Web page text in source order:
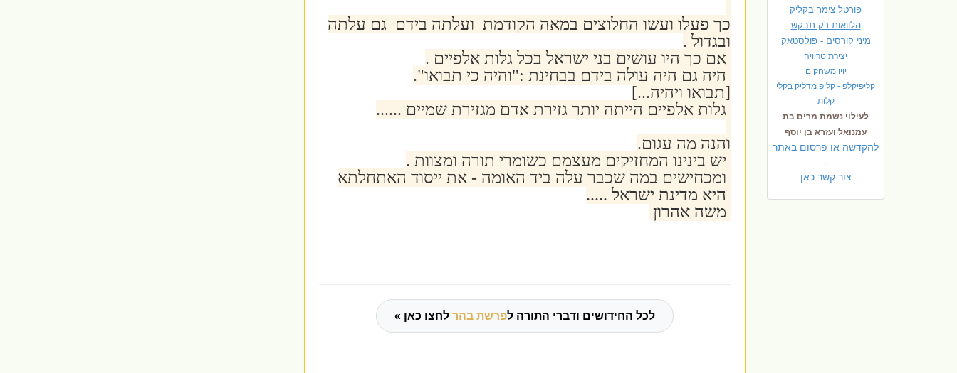
פורטל צימר בקליק
הלוואות רק תבקש
מיני קורסים - פולסטאק
יצירת טריויה
יויו משחקים
קליפיקלפ - קליפ מדליק בקלי
קלות
לעילוי נשמת מרים בת
עמנואל ועזרא בן יוסף
להקדשה או פרסום באתר
-
צור קשר כאן
כך פעלו ועשו החלוצים במאה הקודמת ועלתה בידם גם עלתה
ובגדול .
אם כך היו עושים בני ישראל בכל גלות אלפיים .
היה גם היה עולה בידם בבחינת :"והיה כי תבואו".
[תבואו ויהיה...]
גלות אלפיים הייתה יותר גזירת אדם מגזירת שמיים ......
והנה מה עגום.
יש בינינו המחזיקים מעצמם כשומרי תורה ומצוות .
ומכחישים במה שכבר עלה ביד האומה - את ייסוד האתחלתא
היא מדינת ישראל .....
משה אהרון
לכל החידושים ודברי התורה לפרשת בהר לחצו כאן »